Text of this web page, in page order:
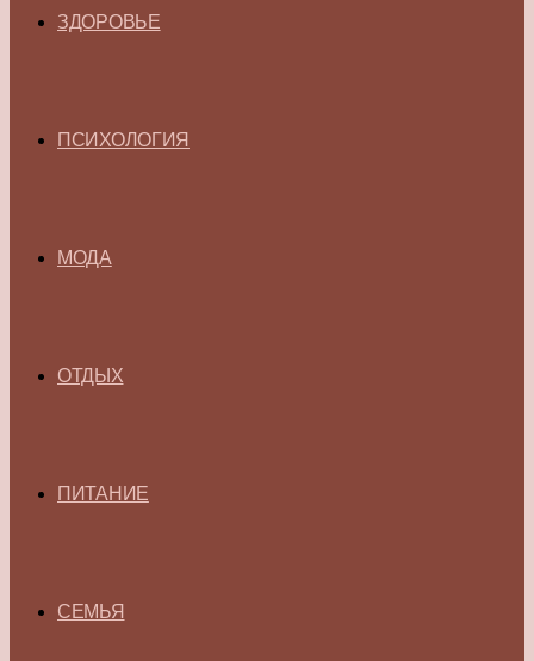
ЗДОРОВЬЕ
ПСИХОЛОГИЯ
МОДА
ОТДЫХ
ПИТАНИЕ
СЕМЬЯ